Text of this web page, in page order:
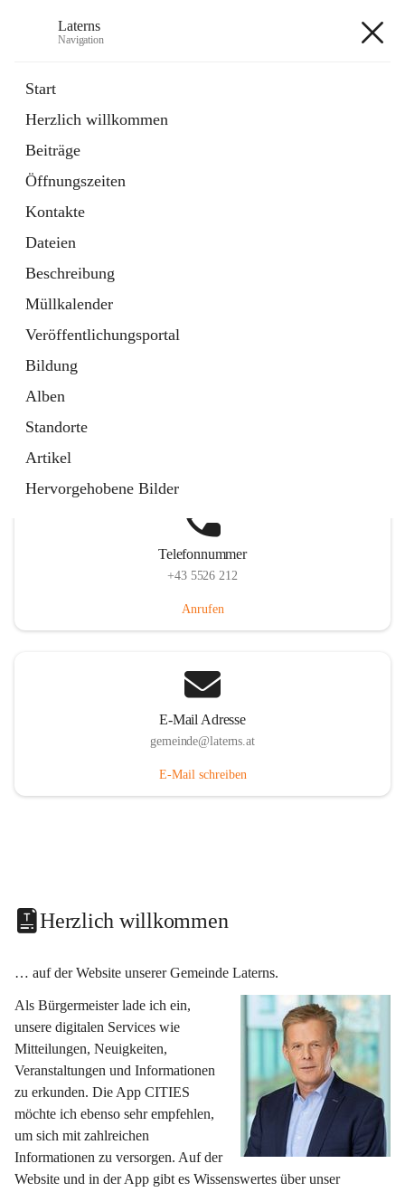
Laterns
Navigation
Start
Herzlich willkommen
Beiträge
Öffnungszeiten
Kontakte
Dateien
Beschreibung
Müllkalender
Veröffentlichungsportal
Bildung
Alben
Standorte
Artikel
Hervorgehobene Bilder
11 Schnellzugriffe
Soziales
1 Schnellzugriff
Telefonnummer
+43 5526 212
Anrufen
E-Mail Adresse
gemeinde@laterns.at
E-Mail schreiben
Herzlich willkommen
… auf der Website unserer Gemeinde Laterns.
Als Bürgermeister lade ich ein,
unsere digitalen Services wie
Mitteilungen, Neuigkeiten,
Veranstaltungen und Informationen
zu erkunden. Die App CITIES
möchte ich ebenso sehr empfehlen,
um sich mit zahlreichen
Informationen zu versorgen. Auf der
Website und in der App gibt es Wissenswertes über unser